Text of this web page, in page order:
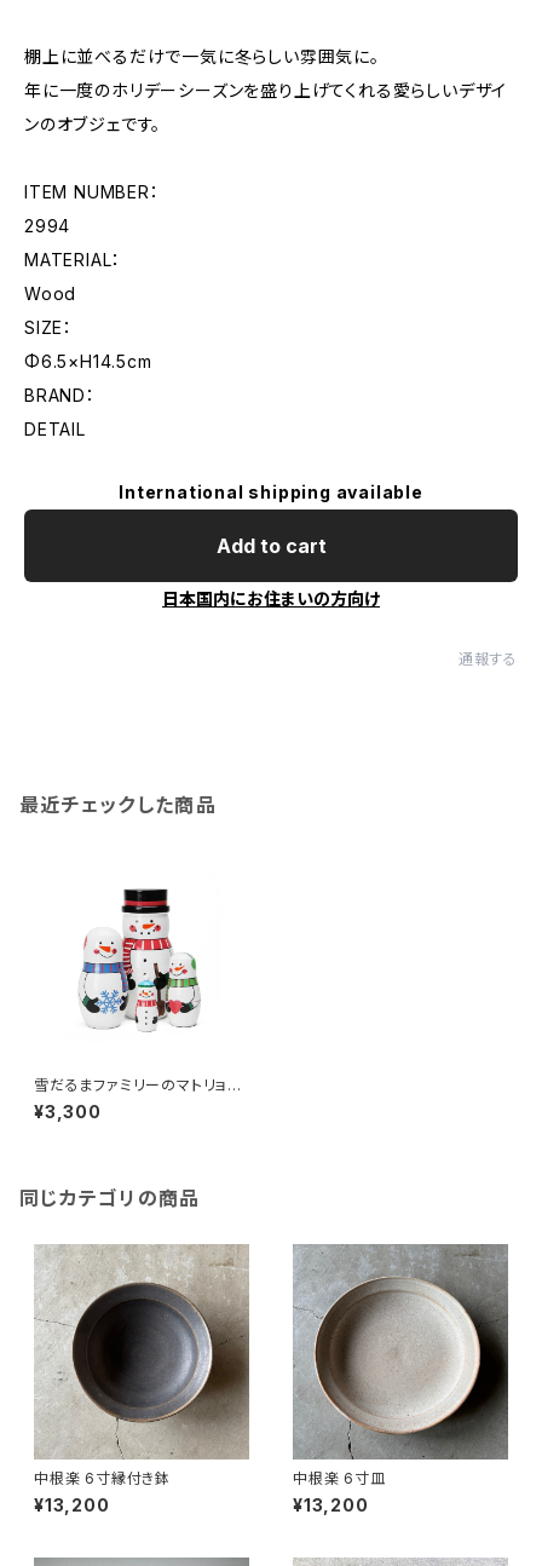
棚上に並べるだけで一気に冬らしい雰囲気に。
年に一度のホリデーシーズンを盛り上げてくれる愛らしいデザイ
ンのオブジェです。
ITEM NUMBER：
2994
MATERIAL：
Wood
SIZE：
Φ6.5×H14.5cm
BRAND：
DETAIL
International shipping available
Add to cart
日本国内にお住まいの方向け
通報する
最近チェックした商品
雪だるまファミリーのマトリョー
シカ
¥3,300
同じカテゴリの商品
中根楽 6寸縁付き鉢
¥13,200
中根楽 6寸皿
¥13,200